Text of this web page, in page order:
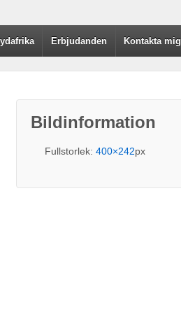
Erbjudanden Kontakta mig
Bildinformation
Fullstorlek:400×242px